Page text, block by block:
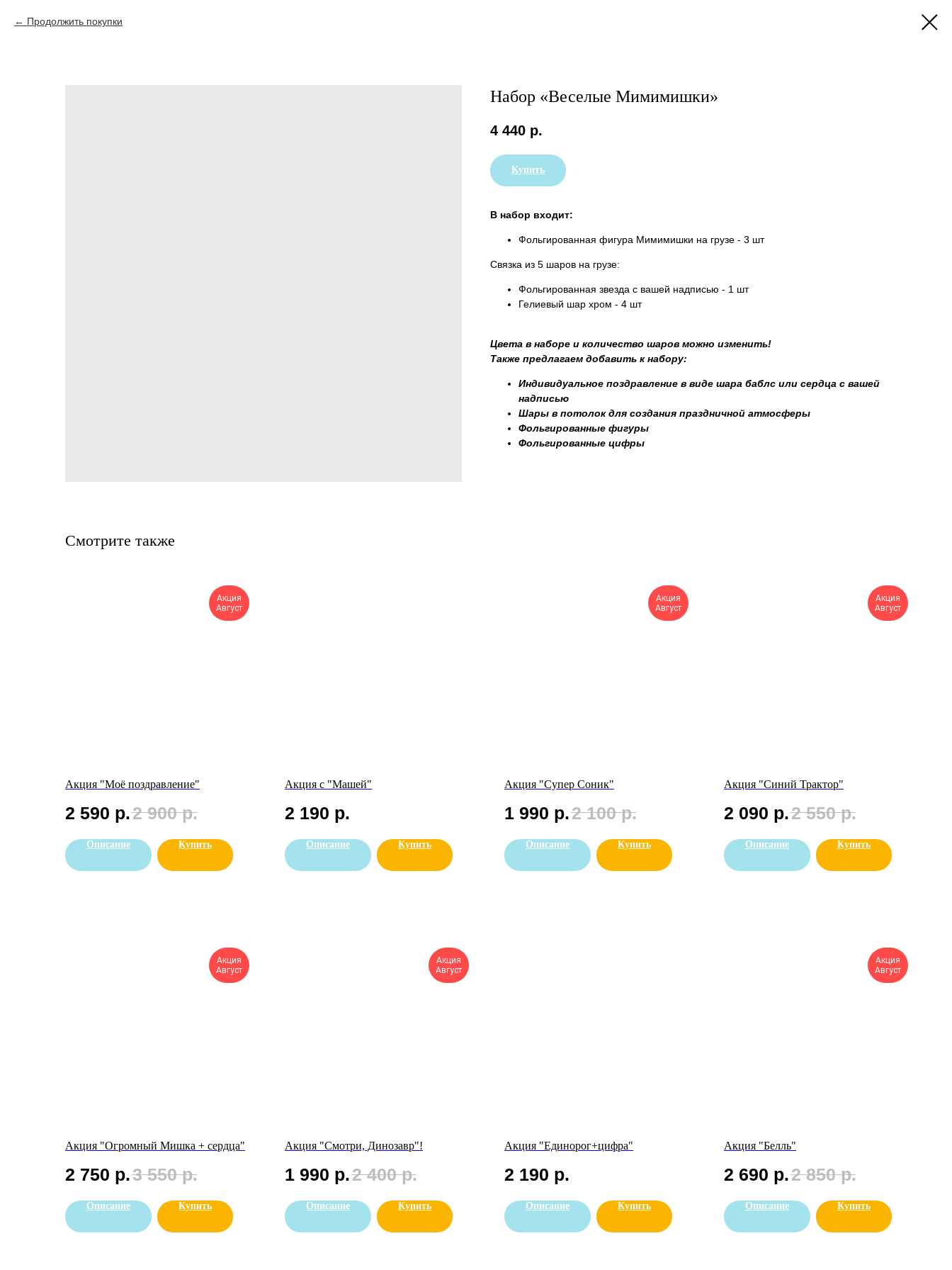
Продолжить покупки
Набор «Веселые Мимимишки»
4 440 р.
Купить
В набор входит:
Фольгированная фигура Мимимишки на грузе - 3 шт
Связка из 5 шаров на грузе:
Фольгированная звезда с вашей надписью - 1 шт
Гелиевый шар хром - 4 шт
Цвета в наборе и количество шаров можно изменить!
Также предлагаем добавить к набору:
Индивидуальное поздравление в виде шара баблс или сердца с вашей
надписью
Шары в потолок для создания праздничной атмосферы
Фольгированные фигуры
Фольгированные цифры
Смотрите также
Акция
Август
Акция "Моё поздравление"
2 590 р.2 900 р.
Описание Купить
Акция с "Машей"
2 190 р.
Описание Купить
Акция
Август
Акция "Супер Соник"
1 990 р.2 100 р.
Описание Купить
Акция
Август
Акция "Синий Трактор"
2 090 р.2 550 р.
Описание Купить
Акция
Август
Акция "Огромный Мишка + сердца"
2 750 р.3 550 р.
Описание Купить
Акция
Август
Акция "Смотри, Динозавр"!
1 990 р.2 400 р.
Описание Купить
Акция "Единорог+цифра"
2 190 р.
Описание Купить
Акция
Август
Акция "Белль"
2 690 р.2 850 р.
Описание Купить